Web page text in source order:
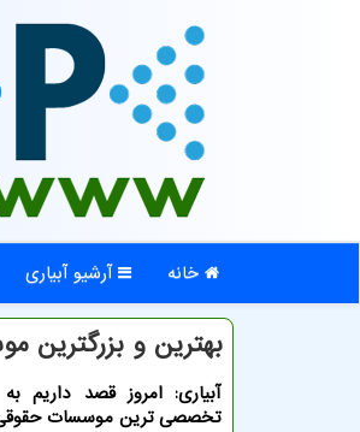
خانه آرشیو آبیاری
بهترین و بزرگترین
آبیاری: امروز قصد داریم
تخصصی ترین موسسات حقوقی